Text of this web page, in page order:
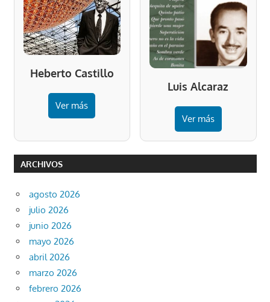
Heberto Castillo
Ver más
Luis Alcaraz
Ver más
ARCHIVOS
agosto 2026
julio 2026
junio 2026
mayo 2026
abril 2026
marzo 2026
febrero 2026